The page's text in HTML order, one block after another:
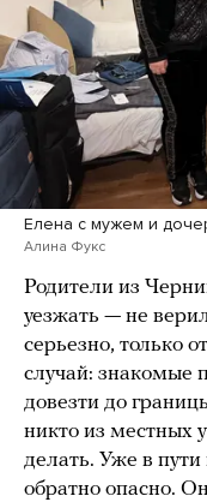
Елена с мужем и
Алина Фукс
Родители из
уезжать — не
серьезно, только
случай: знакомые
довезти до
никто из местных
делать. Уже в
обратно опасно.